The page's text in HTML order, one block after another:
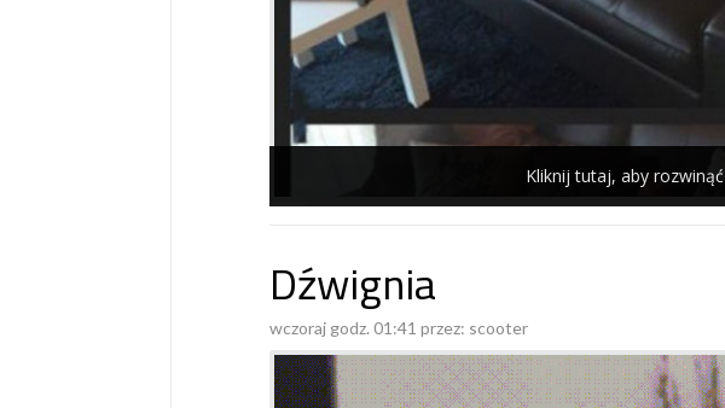
Kliknij tutaj, aby rozwinąć
Dźwignia
wczoraj godz. 01:41 przez: scooter